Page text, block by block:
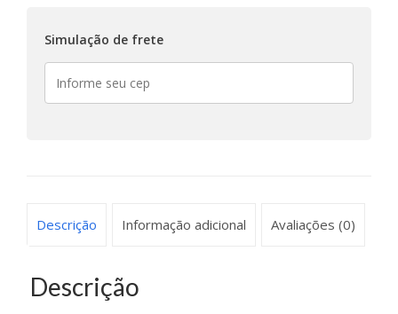
Simulação de frete
Descrição Informação adicional Avaliações (0)
Descrição